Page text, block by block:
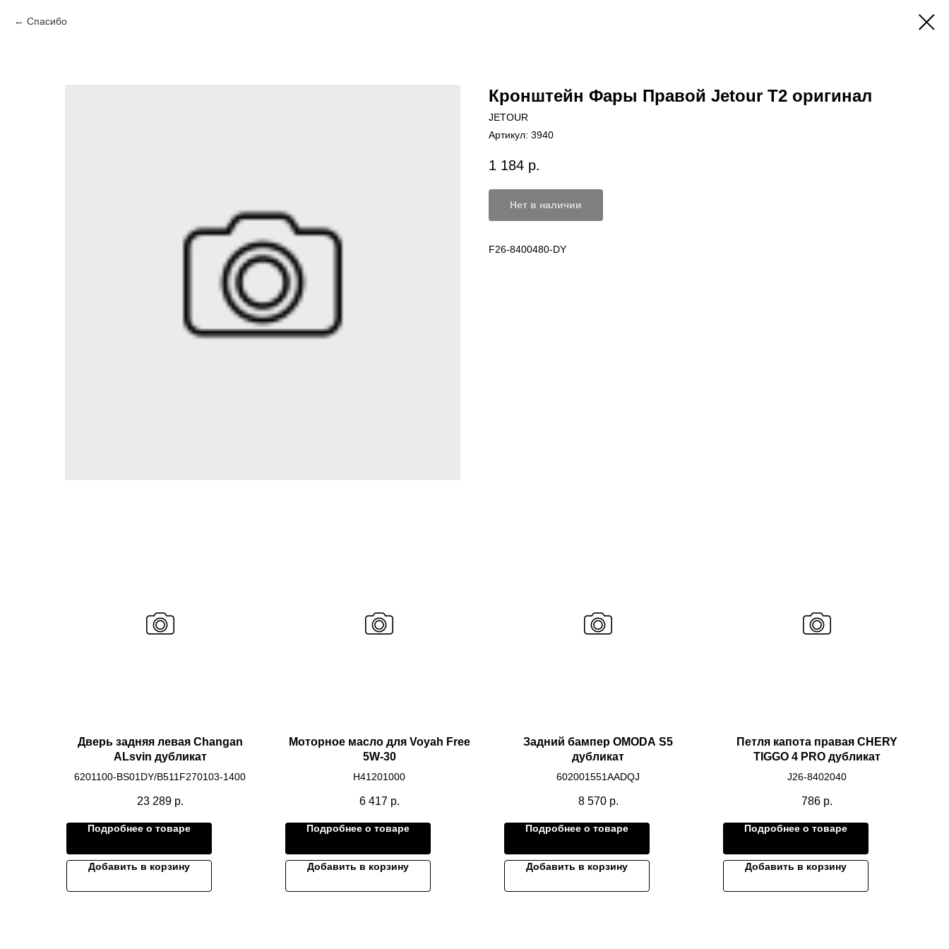
Спасибо
Кронштейн Фары Правой Jetour T2 оригинал
JETOUR
Артикул: 3940
1 184 р.
Нет в наличии
F26-8400480-DY
Дверь задняя левая Changan
ALsvin дубликат
6201100-BS01DY/B511F270103-1400
23 289 р.
Подробнее о товаре
Добавить в корзину
Моторное масло для Voyah Free
5W-30
H41201000
6 417 р.
Подробнее о товаре
Добавить в корзину
Задний бампер OMODA S5
дубликат
602001551AADQJ
8 570 р.
Подробнее о товаре
Добавить в корзину
Петля капота правая CHERY
TIGGO 4 PRO дубликат
J26-8402040
786 р.
Подробнее о товаре
Добавить в корзину